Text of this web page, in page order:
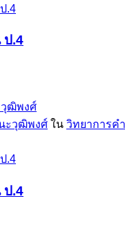
ป.4
ะวุฒิพงศ์ ใน วิทยาการค
ป.4